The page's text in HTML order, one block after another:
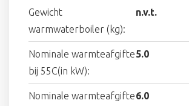
Gewicht
warmwaterboiler (kg):
n.v.t.
Nominale warmteafgifte
bij 55C(in kW):
5.0
Nominale warmteafgifte6.0